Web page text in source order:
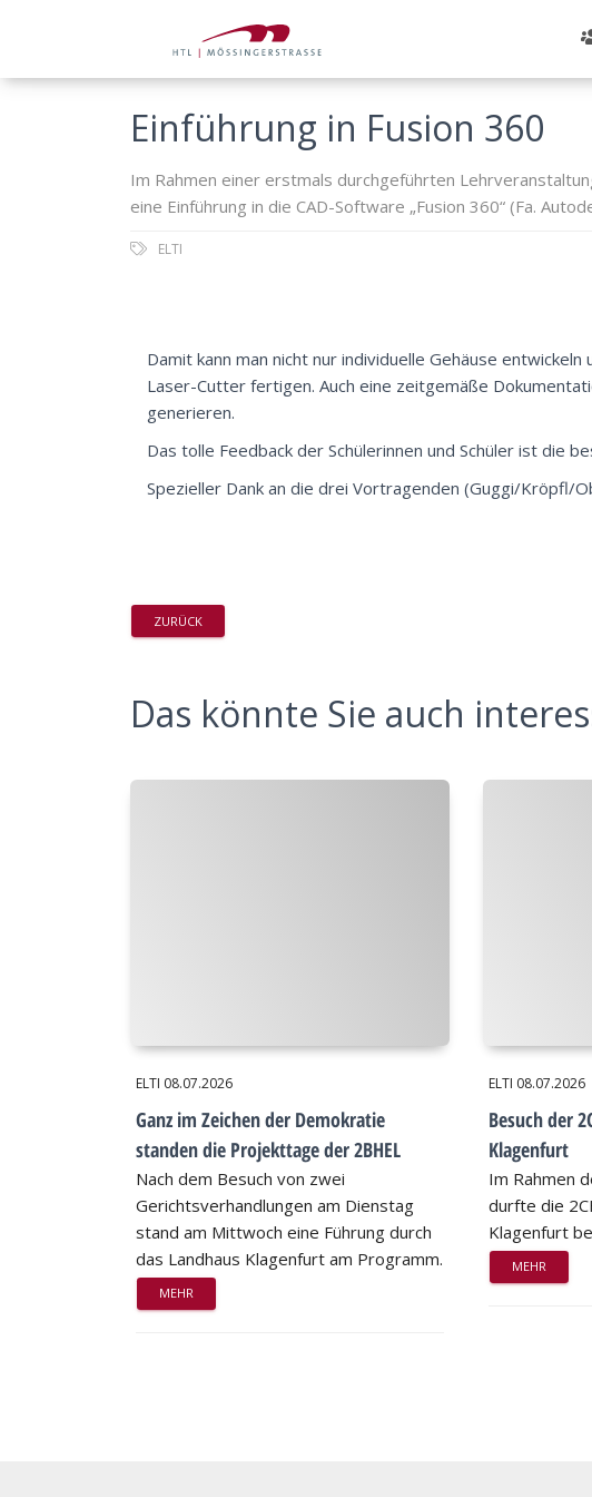
Einführung in Fusion 360
Im Rahmen einer erstmals durchgeführten
eine Einführung in die CAD-Software „Fusion 360“ (Fa.
ELTI
Damit kann man nicht nur individuelle Gehäuse
Laser-Cutter fertigen. Auch eine zeitgemäße
generieren.
Das tolle Feedback der Schülerinnen und Schüler ist die
Spezieller Dank an die drei Vortragenden (Guggi/Kröpfl/
ZURÜCK
Das könnte Sie auch
ELTI 08.07.2026
Ganz im Zeichen der Demokratie
standen die Projekttage der 2BHEL
Nach dem Besuch von zwei
Gerichtsverhandlungen am Dienstag
stand am Mittwoch eine Führung durch
das Landhaus Klagenfurt am Programm.
MEHR
ELTI 08.07.2026
Besuch der
Klagenfurt
Im Rahmen
durfte die
Klagenfurt
MEHR